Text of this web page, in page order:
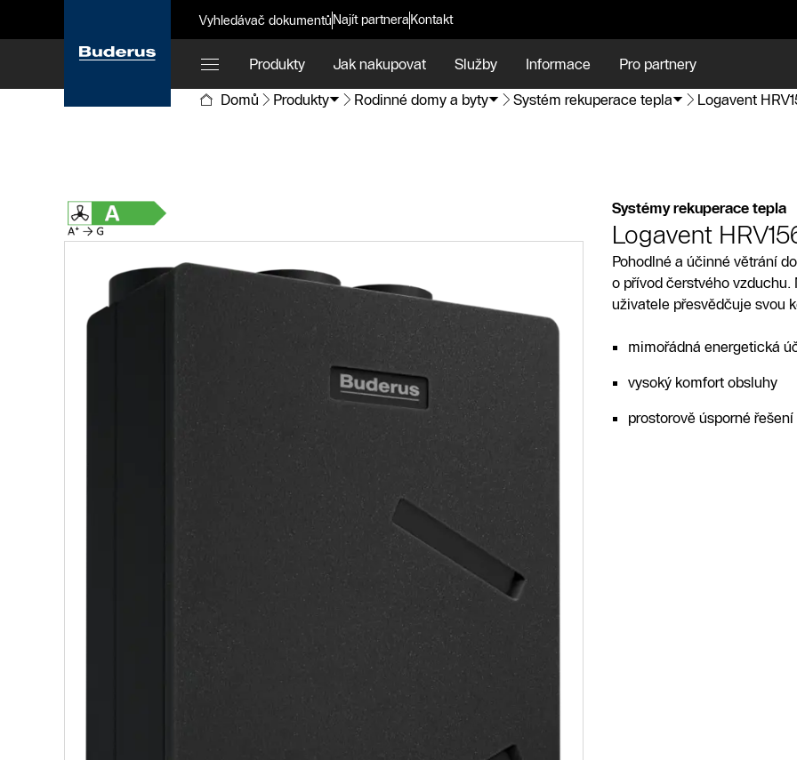
Vyhledávač dokumentůNajít partneraKontakt
Produkty Jak nakupovat Služby Informace Pro partnery
Domů
Produkty Rodinné domy a byty Systém rekuperace tepla Logavent
Systémy rekuperace tepla
Logavent
Pohodlné a účinné větrání
o přívod čerstvého
uživatele přesvědčuje svou
mimořádná energetická
vysoký komfort obsluhy
prostorově úsporné řešení